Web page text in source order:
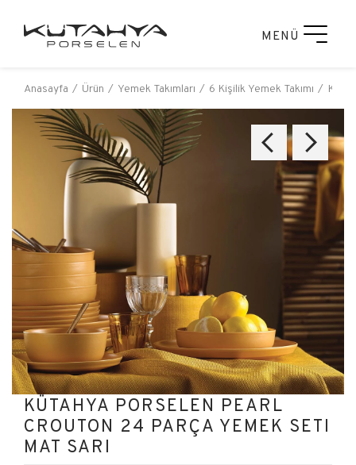
MENÜ
Anasayfa Ürün Yemek Takımları 6 Kişilik Yemek Takımı
KÜTAHYA PORSELEN PEARL
CROUTON 24 PARÇA YEMEK SETI
MAT SARI